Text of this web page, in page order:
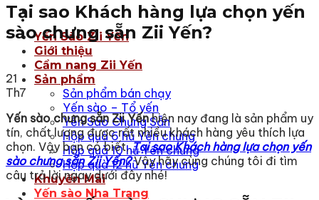
Yến Sào Zii Yến
Giới thiệu
Cẩm nang Zii Yến
Sản phẩm
Sản phẩm bán chạy
Yến sào – Tổ yến
Yến Sào Chưng Sẵn
Hộp quà 6 hũ Yến chưng
Hộp quà 10 hũ Yến chưng
Hộp quà 12 hũ Yến chưng
Khuyến Mãi
Yến sào Nha Trang
Tại sao Khách hàng lựa chọn yến
sào chưng sẵn Zii Yến?
21
Th7
Yến sào chưng sẵn Zii Yếnhiện nay đang là sản phẩm uy
tín, chất lượng được rất nhiều khách hàng yêu thích lựa
chọn. Vậy bạn có biết,Tại saoKhách hàng lựa chọn yến
sào chưng sẵn Zii Yến?Vậy hãy cùng chúng tôi đi tìm
câu trả lời ngay dưới đây nhé!